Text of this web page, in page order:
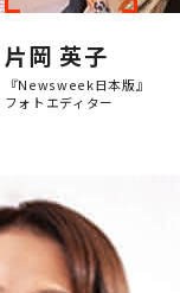
片岡 英子
『Newsweek日本版』
フォトエディター